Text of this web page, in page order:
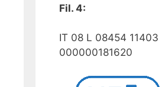
Fil. 4:
IT 08 L 08454 11403
000000181620